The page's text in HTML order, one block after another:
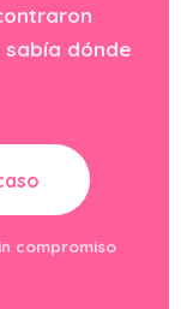
dónde
compromiso